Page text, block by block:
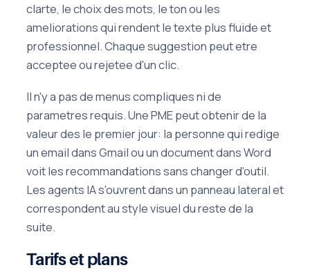
clarte, le choix des mots, le ton ou les
ameliorations qui rendent le texte plus fluide et
professionnel. Chaque suggestion peut etre
acceptee ou rejetee d'un clic.
Il n'y a pas de menus compliques ni de
parametres requis. Une PME peut obtenir de la
valeur des le premier jour: la personne qui redige
un email dans Gmail ou un document dans Word
voit les recommandations sans changer d'outil.
Les agents IA s'ouvrent dans un panneau lateral et
correspondent au style visuel du reste de la
suite.
Tarifs et plans